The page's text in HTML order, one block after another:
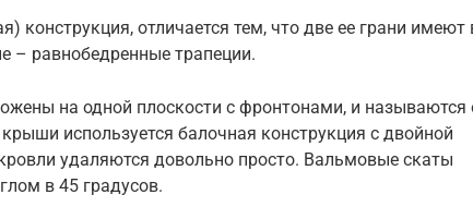
конструкция, отличается тем, что две ее грани имеют
– равнобедренные трапеции.
на одной плоскости с фронтонами, и называются
используется балочная конструкция с двойной
удаляются довольно просто. Вальмовые скаты
в 45 градусов.